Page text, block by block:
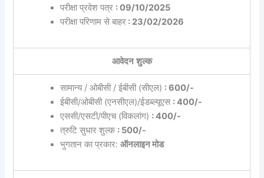
परीक्षा प्रवेश पत्र : 09/10/2025
परीक्षा परिणाम से बाहर: 23/02/2026
आवेदन शुल्क
सामान्य / ओबीसी / ईबीसी (सीएल) : 600/-
ईबीसी/ओबीसी (एनसीएल)/ईडब्ल्यूएस : 400/-
एससी/एसटी/पीएच (विकलांग) : 400/-
त्रुटि सुधार शुल्क : 500/-
भुगतान का प्रकार: ऑनलाइन मोड